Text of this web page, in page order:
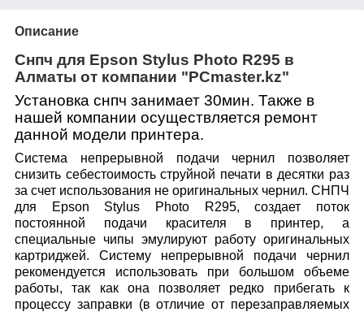
Описание
Снпч для Epson Stylus Photo R295 в
Алматы от компании "PCmaster.kz"
Установка снпч занимает 30мин. Также в
нашей компании осуществляется ремонт
данной модели принтера.
Система непрерывной подачи чернил позволяет
снизить себестоимость струйной печати в десятки раз
за счет использования не оригинальных чернил. СНПЧ
для Epson Stylus Photo R295, создает поток
постоянной подачи красителя в принтер, а
специальные чипы эмулируют работу оригинальных
картриджей. Систему непрерывной подачи чернил
рекомендуется использовать при большом объеме
работы, так как она позволяет редко прибегать к
процессу заправки (в отличие от перезаправляемых